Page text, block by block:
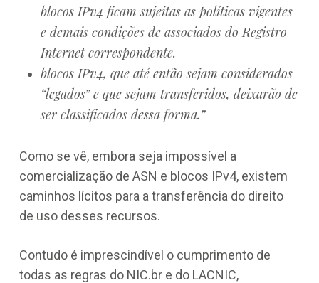
blocos IPv4 ficam sujeitas as políticas vigentes
e demais condições de associados do Registro
Internet correspondente.
blocos IPv4, que até então sejam considerados
“legados” e que sejam transferidos, deixarão de
ser classificados dessa forma.”
Como se vê, embora seja impossível a
comercialização de ASN e blocos IPv4, existem
caminhos lícitos para a transferência do direito
de uso desses recursos.
Contudo é imprescindível o cumprimento de
todas as regras do NIC.br e do LACNIC,